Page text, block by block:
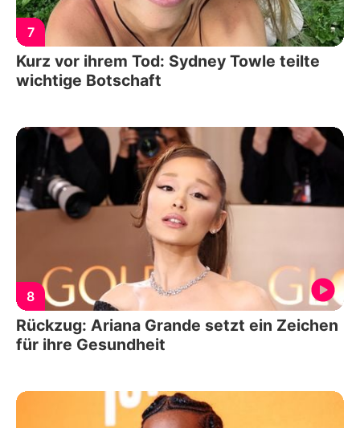
7
Kurz vor ihrem Tod: Sydney Towle teilte
wichtige Botschaft
8
Rückzug: Ariana Grande setzt ein Zeichen
für ihre Gesundheit